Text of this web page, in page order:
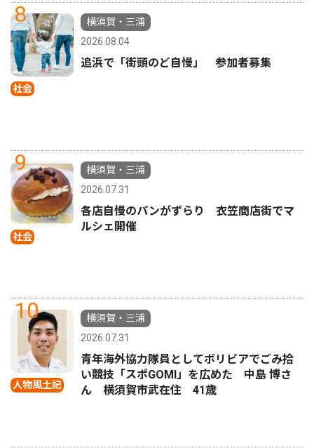
8
社会
横須賀・三浦
2026.08.04
追浜で「街頭のど自慢」 参加者募集
9
社会
横須賀・三浦
2026.07.31
各店自慢のパンがずらり 衣笠商店街でマ
ルシェ開催
10
人物風土記
横須賀・三浦
2026.07.31
青年海外協力隊員としてボリビアでごみ拾
い競技「スポGOMI」を広めた 中島 博さ
ん 横須賀市武在住 41歳